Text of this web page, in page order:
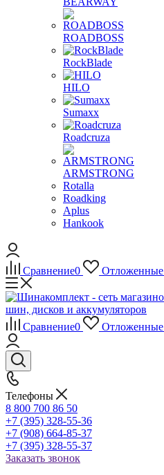
ROADBOSS
RockBlade
HILO
Sumaxx
Roadcruza
ARMSTRONG
Rotalla
Roadking
Aplus
Hankook
Сравнение0 Отложенные
Сравнение0 Отложенные
Телефоны
8 800 700 86 50
+7 (395) 328-55-36
+7 (908) 664-85-37
+7 (395) 328-55-37
Заказать звонок